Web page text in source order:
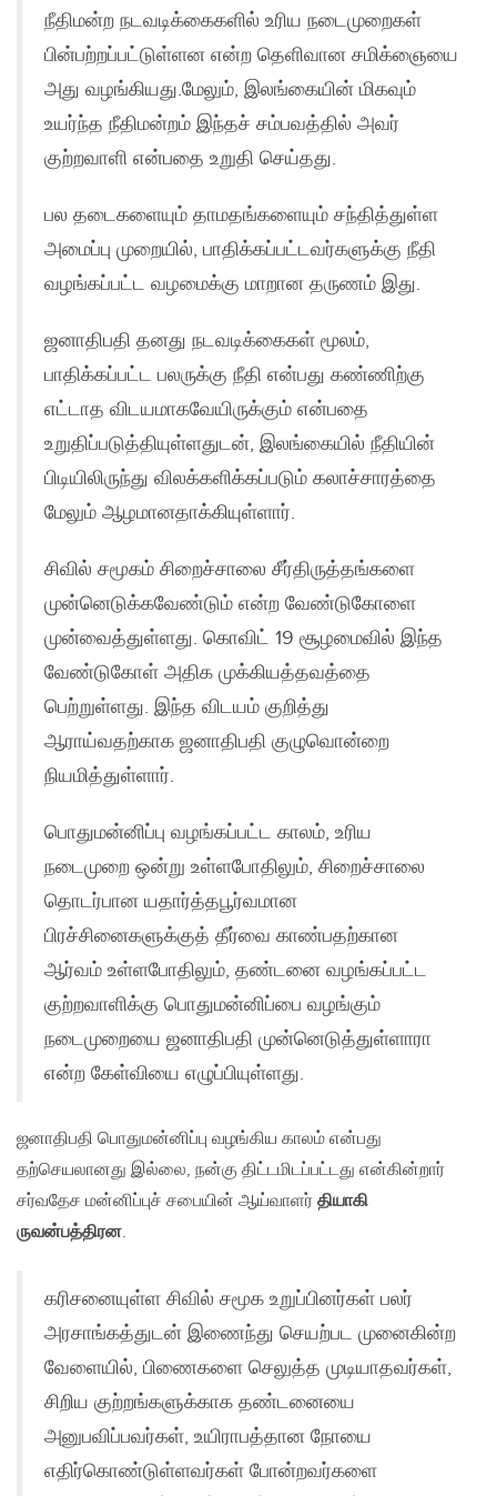
நீதிமன்ற நடவடிக்கைகளில் உரிய நடைமுறைகள்
பின்பற்றப்பட்டுள்ளன என்ற தெளிவான சமிக்ஞையை
அது வழங்கியது.மேலும், இலங்கையின் மிகவும்
உயர்ந்த நீதிமன்றம் இந்தச் சம்பவத்தில் அவர்
குற்றவாளி என்பதை உறுதி செய்தது.
பல தடைகளையும் தாமதங்களையும் சந்தித்துள்ள
அமைப்பு முறையில், பாதிக்கப்பட்டவர்களுக்கு நீதி
வழங்கப்பட்ட வழமைக்கு மாறான தருணம் இது.
ஜனாதிபதி தனது நடவடிக்கைகள் மூலம்,
பாதிக்கப்பட்ட பலருக்கு நீதி என்பது கண்ணிற்கு
எட்டாத விடயமாகவேயிருக்கும் என்பதை
உறுதிப்படுத்தியுள்ளதுடன், இலங்கையில் நீதியின்
பிடியிலிருந்து விலக்களிக்கப்படும் கலாச்சாரத்தை
மேலும் ஆழமானதாக்கியுள்ளார்.
சிவில் சமூகம் சிறைச்சாலை சீர்திருத்தங்களை
முன்னெடுக்கவேண்டும் என்ற வேண்டுகோளை
முன்வைத்துள்ளது. கொவிட் 19 சூழமைவில் இந்த
வேண்டுகோள் அதிக முக்கியத்தவத்தை
பெற்றுள்ளது. இந்த விடயம் குறித்து
ஆராய்வதற்காக ஜனாதிபதி குழுவொன்றை
நியமித்துள்ளார்.
பொதுமன்னிப்பு வழங்கப்பட்ட காலம், உரிய
நடைமுறை ஒன்று உள்ளபோதிலும், சிறைச்சாலை
தொடர்பான யதார்த்தபூர்வமான
பிரச்சினைகளுக்குத் தீர்வை காண்பதற்கான
ஆர்வம் உள்ளபோதிலும், தண்டனை வழங்கப்பட்ட
குற்றவாளிக்கு பொதுமன்னிப்பை வழங்கும்
நடைமுறையை ஜனாதிபதி முன்னெடுத்துள்ளாரா
என்ற கேள்வியை எழுப்பியுள்ளது.
ஜனாதிபதி பொதுமன்னிப்பு வழங்கிய காலம் என்பது
தற்செயலானது இல்லை, நன்கு திட்டமிடப்பட்டது என்கின்றார்
சர்வதேச மன்னிப்புச் சபையின் ஆய்வாளர் தியாகி
ருவன்பத்திரன.
கரிசனையுள்ள சிவில் சமூக உறுப்பினர்கள் பலர்
அரசாங்கத்துடன் இணைந்து செயற்பட முனைகின்ற
வேளையில், பிணைகளை செலுத்த முடியாதவர்கள்,
சிறிய குற்றங்களுக்காக தண்டனையை
அனுபவிப்பவர்கள், உயிராபத்தான நோயை
எதிர்கொண்டுள்ளவர்கள் போன்றவர்களை